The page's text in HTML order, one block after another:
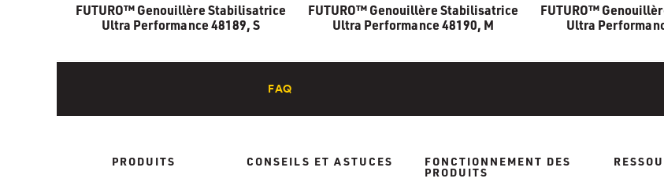
FUTURO™ Genouillère Stabilisatrice
Ultra Performance 48189, S
FUTURO™ Genouillère Stabilisatrice
Ultra Performance 48190, M
FUTURO™
Ultra
FAQ
PRODUITS CONSEILS ET ASTUCES FONCTIONNEMENT DES
PRODUITS